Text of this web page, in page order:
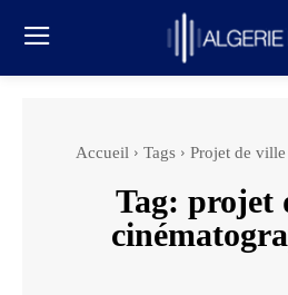
Accueil Tags Projet de
Tag: projet